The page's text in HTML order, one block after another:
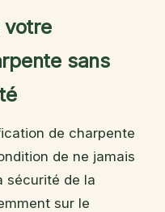
votre
sans
de charpente
de ne jamais
sécurité de la
sur le